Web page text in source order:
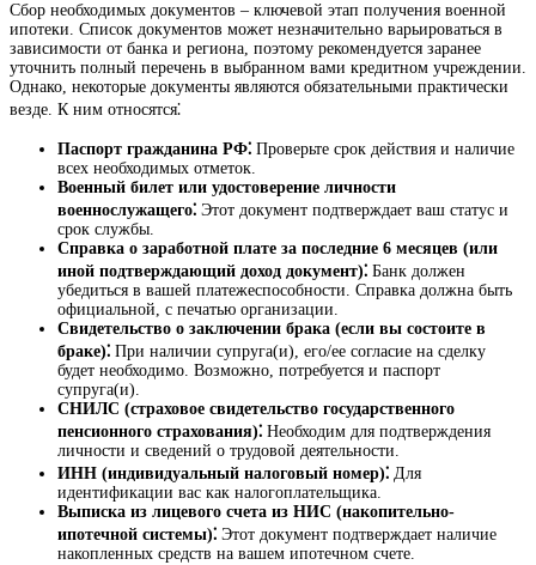
Сбор необходимых документов – ключевой этап получения военной
ипотеки. Список документов может незначительно варьироваться в
зависимости от банка и региона, поэтому рекомендуется заранее
уточнить полный перечень в выбранном вами кредитном учреждении.
Однако, некоторые документы являются обязательными практически
везде. К ним относятся⁚
Паспорт гражданина РФ⁚ Проверьте срок действия и наличие
всех необходимых отметок.
Военный билет или удостоверение личности
военнослужащего⁚ Этот документ подтверждает ваш статус и
срок службы.
Справка о заработной плате за последние 6 месяцев (или
иной подтверждающий доход документ)⁚ Банк должен
убедиться в вашей платежеспособности. Справка должна быть
официальной, с печатью организации.
Свидетельство о заключении брака (если вы состоите в
браке)⁚ При наличии супруга(и), его/ее согласие на сделку
будет необходимо. Возможно, потребуется и паспорт
супруга(и).
СНИЛС (страховое свидетельство государственного
пенсионного страхования)⁚ Необходим для подтверждения
личности и сведений о трудовой деятельности.
ИНН (индивидуальный налоговый номер)⁚ Для
идентификации вас как налогоплательщика.
Выписка из лицевого счета из НИС (накопительно-
ипотечной системы)⁚ Этот документ подтверждает наличие
накопленных средств на вашем ипотечном счете.